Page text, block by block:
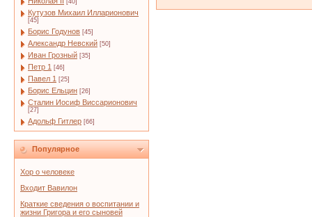
[40]
Кутузов Михаил Илларионович
[45]
Борис Годунов [45]
Александр Невский [50]
Иван Грозный [35]
Петр 1 [46]
Павел 1 [25]
Борис Ельцин [26]
Сталин Иосиф Виссарионович
[27]
Адольф Гитлер [66]
Популярное
Хор о человеке
Входит Вавилон
Краткие сведения о воспитании и
жизни Григора и его сыновей